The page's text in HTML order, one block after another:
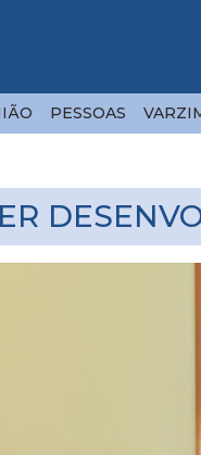
PESSOAS